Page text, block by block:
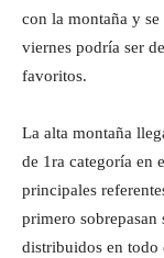
con la montaña y
viernes podría ser
favoritos.
La alta montaña
de 1ra categoría en
principales
primero sobrepasan
distribuidos en todo